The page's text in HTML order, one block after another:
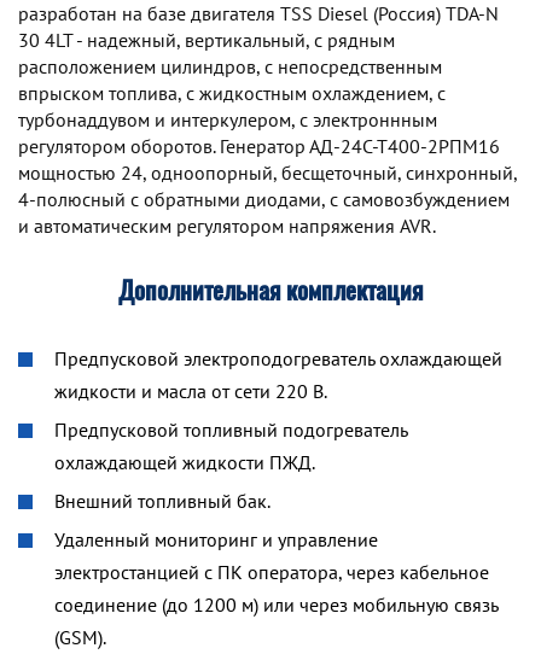
разработан на базе двигателя TSS Diesel (Россия) TDA-N
30 4LT - надежный, вертикальный, с рядным
расположением цилиндров, с непосредственным
впрыском топлива, с жидкостным охлаждением, с
турбонаддувом и интеркулером, с электроннным
регулятором оборотов. Генератор АД-24С-Т400-2РПМ16
мощностью 24, одноопорный, бесщеточный, синхронный,
4-полюсный с обратными диодами, с самовозбуждением
и автоматическим регулятором напряжения AVR.
Дополнительная комплектация
Предпусковой электроподогреватель охлаждающей
жидкости и масла от сети 220 В.
Предпусковой топливный подогреватель
охлаждающей жидкости ПЖД.
Внешний топливный бак.
Удаленный мониторинг и управление
электростанцией с ПК оператора, через кабельное
соединение (до 1200 м) или через мобильную связь
(GSM).